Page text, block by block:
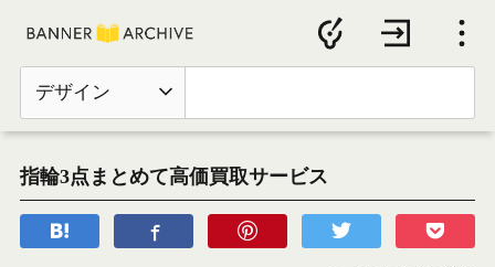
デザイン
指輪3点まとめて高価買取サービス